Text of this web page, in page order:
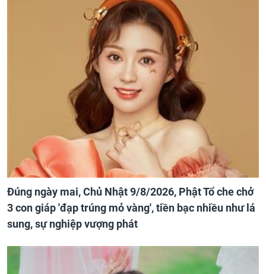
Đúng ngày mai, Chủ Nhật 9/8/2026, Phật Tổ che chở
3 con giáp 'đạp trúng mỏ vàng', tiền bạc nhiều như lá
sung, sự nghiệp vượng phát